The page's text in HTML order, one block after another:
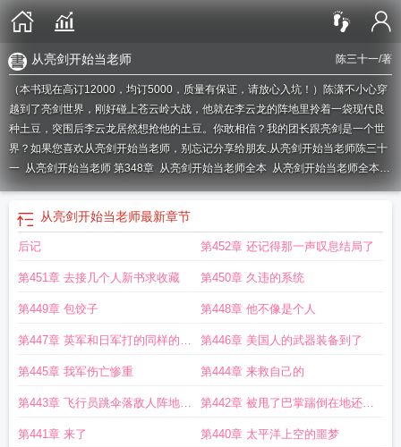
陈三十一/著
从亮剑开始当老师
（本书现在高订12000，均订5000，质量有保证，请放心入坑！）陈潇不小心穿
越到了亮剑世界，刚好碰上苍云岭大战，他就在李云龙的阵地里拎着一袋现代良
种土豆，突围后李云龙居然想抢他的土豆。你敢相信？我的团长跟亮剑是一个世
界？如果您喜欢从亮剑开始当老师，别忘记分享给朋友.从亮剑开始当老师陈三十
一 从亮剑开始当老师 第348章 从亮剑开始当老师全本 从亮剑开始当老师全本
网从亮剑开始当老师的最新章节从亮剑开始当老师顶点从亮剑开始当老师 第
以亮剑开始当老师 从亮剑世界开始当老师
哪一集
从亮剑开始当老师最新章节
后记 第452章 还记得那一声叹息结局了
第451章 去接几个人新书求收藏 第450章 久违的系统
第449章 包饺子 第448章 他不像是个人
第447章 英军和日军打的同样的主
意
第446章 美国人的武器装备到了
第445章 我军伤亡惨重 第444章 来救自己的
第443章 飞行员跳伞落敌人阵地上
新书求收藏
第442章 被甩了巴掌踹倒在地还在
脑袋上尿了
第441章 来了 第440章 太平洋上空的噩梦